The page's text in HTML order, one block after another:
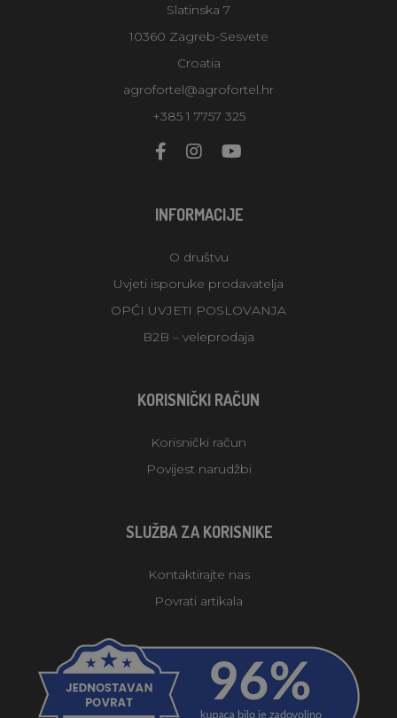
Slatinska 7
10360 Zagreb-Sesvete
Croatia
agrofortel@agrofortel.hr
+385 1 7757 325
INFORMACIJE
O društvu
Uvjeti isporuke prodavatelja
OPĆI UVJETI POSLOVANJA
B2B – veleprodaja
KORISNIČKI RAČUN
Korisnički račun
Povijest narudžbi
SLUŽBA ZA KORISNIKE
Kontaktirajte nas
Povrati artikala